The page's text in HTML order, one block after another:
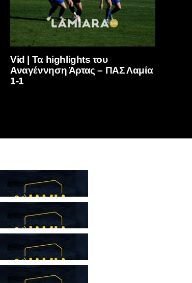
Vid | Τα highlights του
Αναγέννηση Άρτας – ΠΑΣ Λαμία
1-1